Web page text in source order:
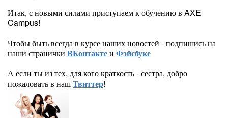
Итак, с новыми силами приступаем к обучению в AXE
Campus!
Чтобы быть всегда в курсе наших новостей - подпишись на
наши странички ВКонтактеи Фэйсбуке
А если ты из тех, для кого краткость - сестра, добро
пожаловать в нашТвиттер!